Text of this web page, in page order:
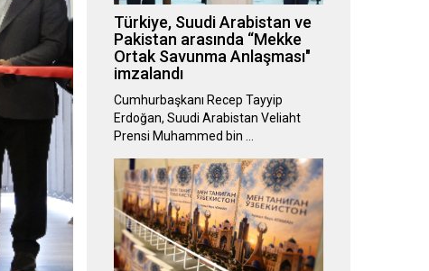
Türkiye, Suudi Arabistan ve
Pakistan arasında “Mekke
Ortak Savunma Anlaşması"
imzalandı
Cumhurbaşkanı Recep Tayyip
Erdoğan, Suudi Arabistan Veliaht
Prensi Muhammed bin …